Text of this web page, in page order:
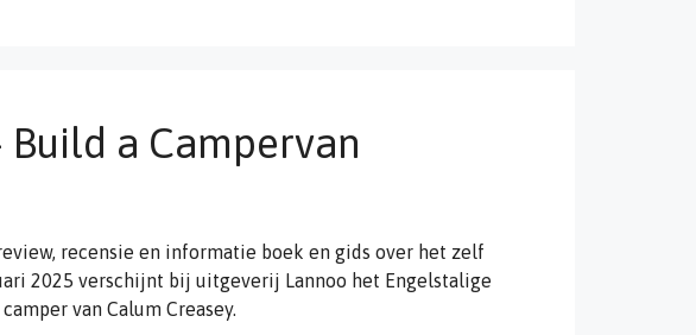
Build a Campervan
recensie en informatie boek en gids over het zelf
2025 verschijnt bij uitgeverij Lannoo het Engelstalige
van Calum Creasey.